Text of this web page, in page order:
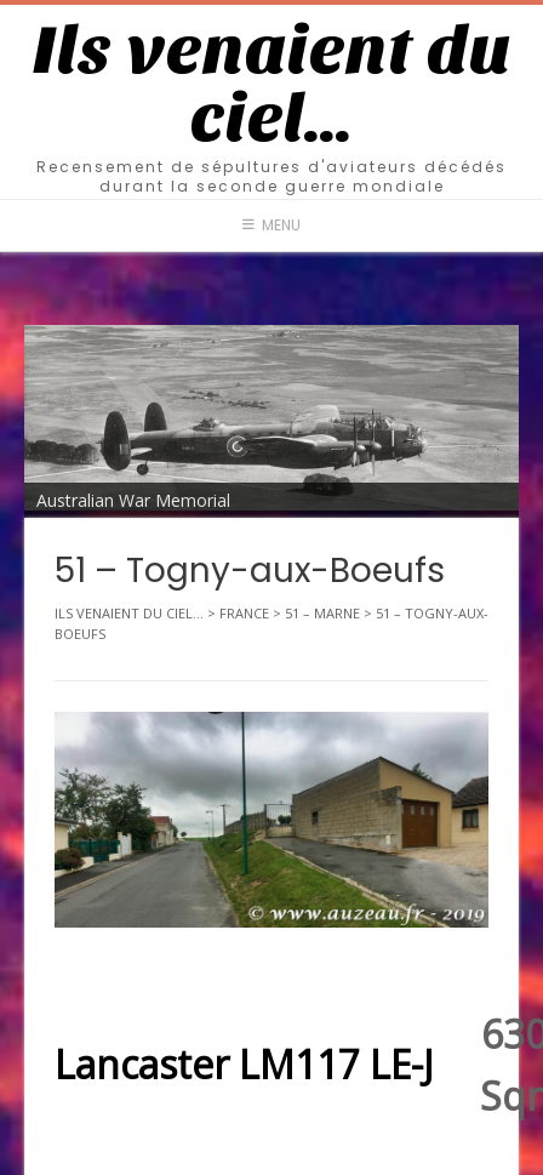
Ils venaient du
ciel…
Recensement de sépultures d'aviateurs décédés
durant la seconde guerre mondiale
MENU
Australian War Memorial
51 – Togny-aux-Boeufs
ILS VENAIENT DU CIEL... > FRANCE > 51 – MARNE > 51 – TOGNY-AUX-
BOEUFS
Lancaster LM117 LE-J